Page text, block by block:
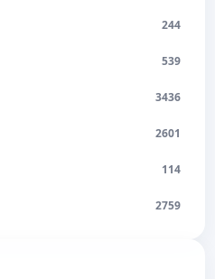
244
539
3436
2601
114
2759